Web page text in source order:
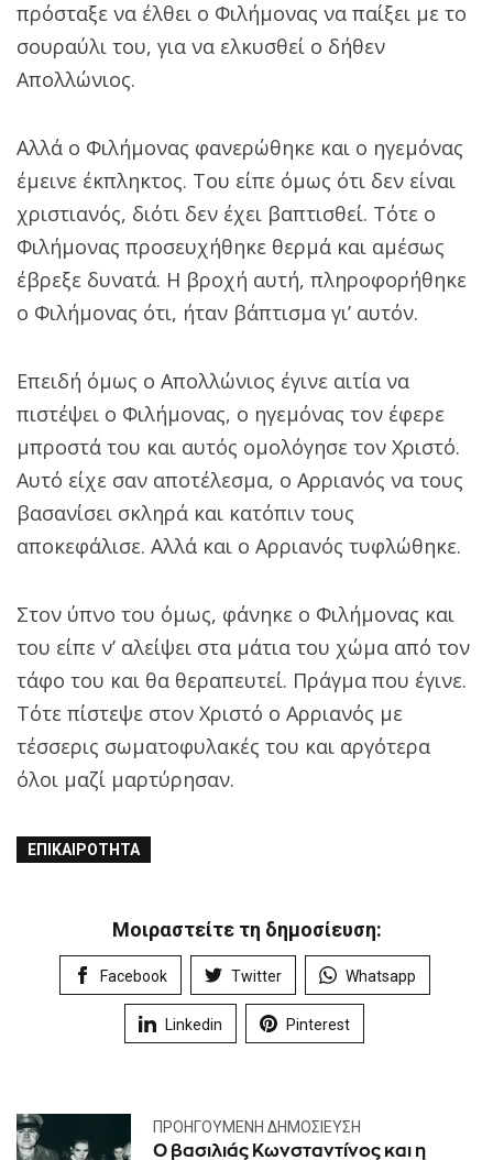
πρόσταξε να έλθει ο Φιλήμονας να παίξει με το
σουραύλι του, για να ελκυσθεί ο δήθεν
Απολλώνιος.
Αλλά ο Φιλήμονας φανερώθηκε και ο ηγεμόνας
έμεινε έκπληκτος. Του είπε όμως ότι δεν είναι
χριστιανός, διότι δεν έχει βαπτισθεί. Τότε ο
Φιλήμονας προσευχήθηκε θερμά και αμέσως
έβρεξε δυνατά. Η βροχή αυτή, πληροφορήθηκε
ο Φιλήμονας ότι, ήταν βάπτισμα γι’ αυτόν.
Επειδή όμως ο Απολλώνιος έγινε αιτία να
πιστέψει ο Φιλήμονας, ο ηγεμόνας τον έφερε
μπροστά του και αυτός ομολόγησε τον Χριστό.
Αυτό είχε σαν αποτέλεσμα, ο Αρριανός να τους
βασανίσει σκληρά και κατόπιν τους
αποκεφάλισε. Αλλά και ο Αρριανός τυφλώθηκε.
Στον ύπνο του όμως, φάνηκε ο Φιλήμονας και
του είπε ν’ αλείψει στα μάτια του χώμα από τον
τάφο του και θα θεραπευτεί. Πράγμα που έγινε.
Τότε πίστεψε στον Χριστό ο Αρριανός με
τέσσερις σωματοφυλακές του και αργότερα
όλοι μαζί μαρτύρησαν.
ΕΠΙΚΑΙΡΌΤΗΤΑ
Μοιραστείτε τη δημοσίευση:
Facebook Twitter Whatsapp
Linkedin Pinterest
ΠΡΟΗΓΟΎΜΕΝΗ ΔΗΜΟΣΊΕΥΣΗ
O βασιλιάς Κωνσταντίνος και η